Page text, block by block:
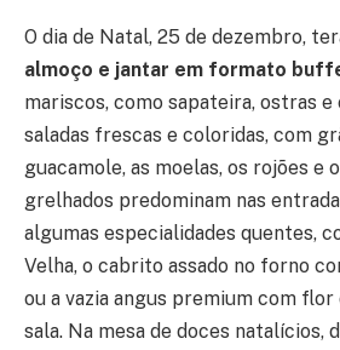
O dia de Natal, 25 de dezembro,
almoço e jantar em formato
mariscos, como sapateira, ostras e
saladas frescas e coloridas, com
guacamole, as moelas, os rojões e
grelhados predominam nas
algumas especialidades quentes,
Velha, o cabrito assado no forno
ou a vazia angus premium com flor
sala. Na mesa de doces natalícios,